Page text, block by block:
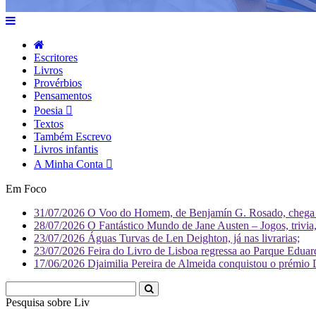
Escritores
Livros
Provérbios
Pensamentos
Poesia
Textos
Também Escrevo
Livros infantis
A Minha Conta
Em Foco
31/07/2026 O Voo do Homem, de Benjamín G. Rosado,
28/07/2026 O Fantástico Mundo de Jane Austen – Jogos,
23/07/2026 Águas Turvas de Len Deighton, já nas livrarias;
23/07/2026 Feira do Livro de Lisboa regressa ao Parque
17/06/2026 Djaimilia Pereira de Almeida conquistou o
Pesquisa sobre Literatura